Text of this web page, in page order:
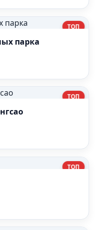
ТОП
парка
ТОП
ТОП